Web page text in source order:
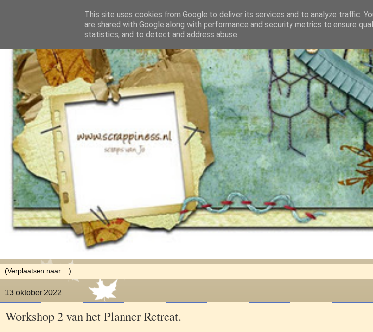
13 oktober 2022
Workshop 2 van het Planner Retreat.
This site uses cookies from Google to deliver its services and to analyze traffic.
are shared with Google along with performance and security metrics to ensure
statistics, and to detect and address abuse.